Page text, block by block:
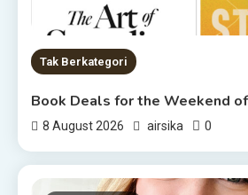
Tak Berkategori
Book Deals for the Weekend
8 August 2026 airsika 0